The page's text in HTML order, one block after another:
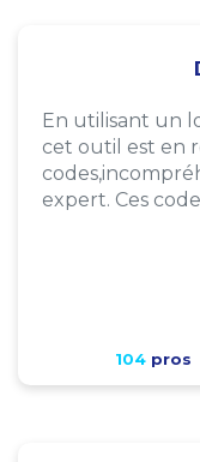
En utilisant un
cet outil est en
expert. Ces
104pros